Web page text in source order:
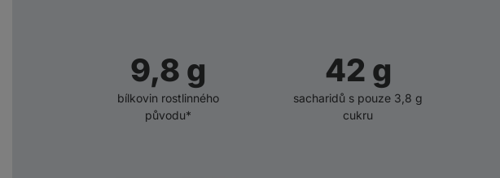
9,8 g
bílkovin rostlinného
původu*
51 g
sacharidů s pouze 3,8 g
cukru